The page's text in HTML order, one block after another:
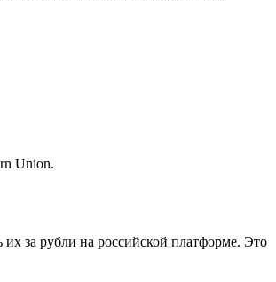
Union.
за рубли на российской платформе. Это